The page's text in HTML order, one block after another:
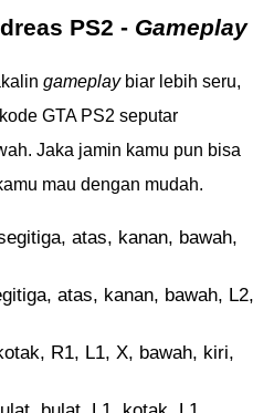
PS2 - Gameplay
gameplaybiar lebih seru,
GTA PS2 seputar
Jaka jamin kamu pun bisa
mau dengan mudah.
atas, kanan, bawah,
atas, kanan, bawah, L2,
R1, L1, X, bawah, kiri,